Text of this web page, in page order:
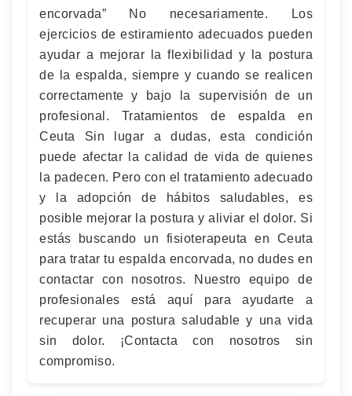
encorvada” No necesariamente. Los
ejercicios de estiramiento adecuados pueden
ayudar a mejorar la flexibilidad y la postura
de la espalda, siempre y cuando se realicen
correctamente y bajo la supervisión de un
profesional. Tratamientos de espalda en
Ceuta Sin lugar a dudas, esta condición
puede afectar la calidad de vida de quienes
la padecen. Pero con el tratamiento adecuado
y la adopción de hábitos saludables, es
posible mejorar la postura y aliviar el dolor. Si
estás buscando un fisioterapeuta en Ceuta
para tratar tu espalda encorvada, no dudes en
contactar con nosotros. Nuestro equipo de
profesionales está aquí para ayudarte a
recuperar una postura saludable y una vida
sin dolor. ¡Contacta con nosotros sin
compromiso.